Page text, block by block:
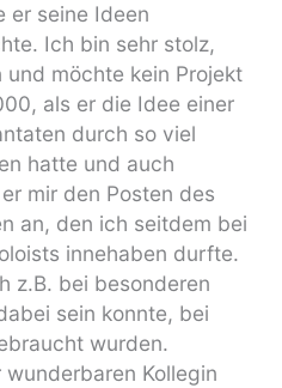
er seine Ideen
Ich bin sehr stolz,
möchte kein Projekt
als er die Idee einer
durch so viel
hatte und auch
mir den Posten des
an, den ich seitdem bei
innehaben durfte.
z.B. bei besonderen
sein konnte, bei
wurden.
Kollegin